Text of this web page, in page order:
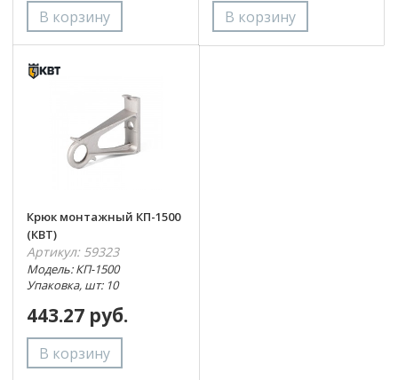
Крюк монтажный КП-1500
(КВТ)
Артикул: 59323
Модель: КП-1500
Упаковка, шт: 10
443.27 руб.